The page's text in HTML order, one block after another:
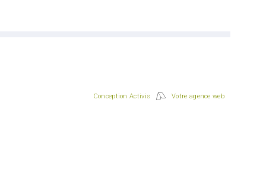
Conception Activis Votre agence web